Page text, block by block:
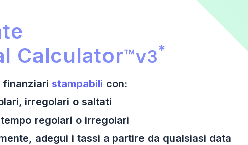
Ultimate Financial
Calculator™v3*
finanziari stampabili con:
irregolari o saltati
regolari o irregolari
adegui i tassi a partire da qualsiasi data